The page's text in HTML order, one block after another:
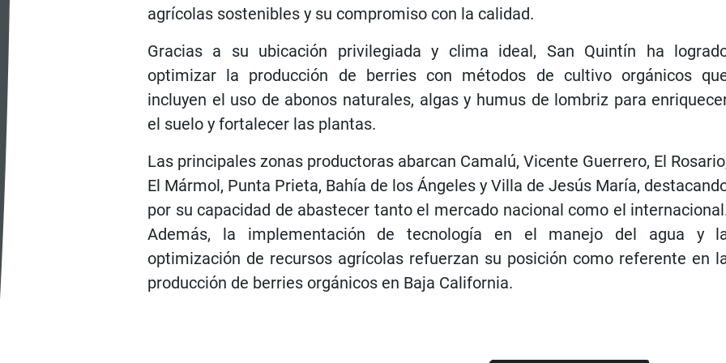
agrícolas sostenibles y su compromiso con la calidad.
Gracias a su ubicación privilegiada y clima ideal, San Quintín ha
optimizar la producción de berries con métodos de cultivo orgánicos
incluyen el uso de abonos naturales, algas y humus de lombriz para
el suelo y fortalecer las plantas.
Las principales zonas productoras abarcan Camalú, Vicente Guerrero, El
El Mármol, Punta Prieta, Bahía de los Ángeles y Villa de Jesús María,
por su capacidad de abastecer tanto el mercado nacional como el
Además, la implementación de tecnología en el manejo del agua y
optimización de recursos agrícolas refuerzan su posición como referente en
producción de berries orgánicos en Baja California.